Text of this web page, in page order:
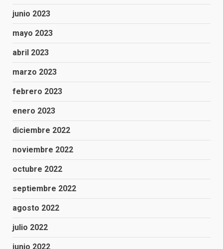
junio 2023
mayo 2023
abril 2023
marzo 2023
febrero 2023
enero 2023
diciembre 2022
noviembre 2022
octubre 2022
septiembre 2022
agosto 2022
julio 2022
junio 2022